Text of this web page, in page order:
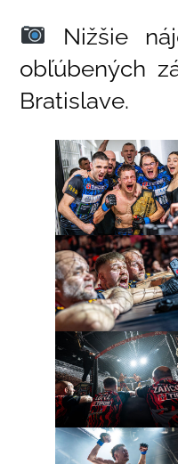
Nižšie
obľúbených
Bratislave.